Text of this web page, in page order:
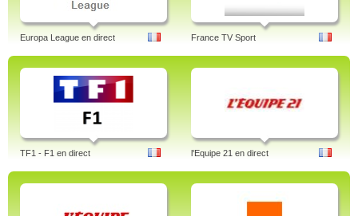
Europa League en direct France TV Sport
TF1 - F1 en direct l'Equipe 21 en direct